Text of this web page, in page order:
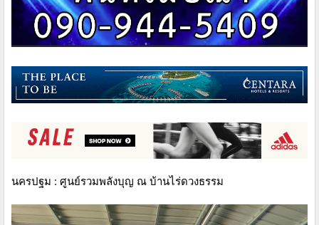
นครปฐม : ศูนย์รวมพลังบุญ ณ บ้านไร่ดวงธรรม